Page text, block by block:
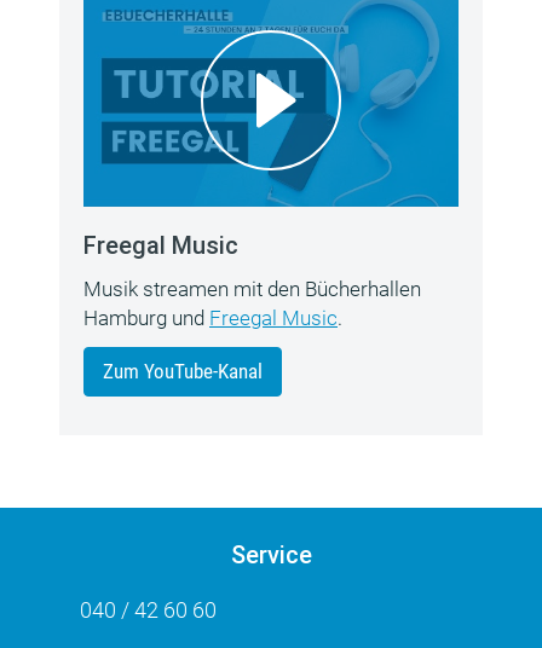
Freegal Music
Musik streamen mit den Bücherhallen
Hamburg und Freegal Music.
Zum YouTube-Kanal
Service
040 / 42 60 60